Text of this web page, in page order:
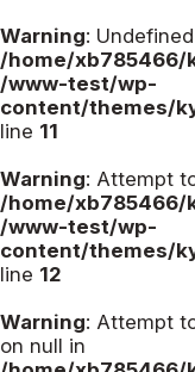
Warning:
/home/xb785466/
/www-test/wp-
content/themes/
line 11
Warning: Attempt
/home/xb785466/
/www-test/wp-
content/themes/
line 12
Warning: Attempt
on null in